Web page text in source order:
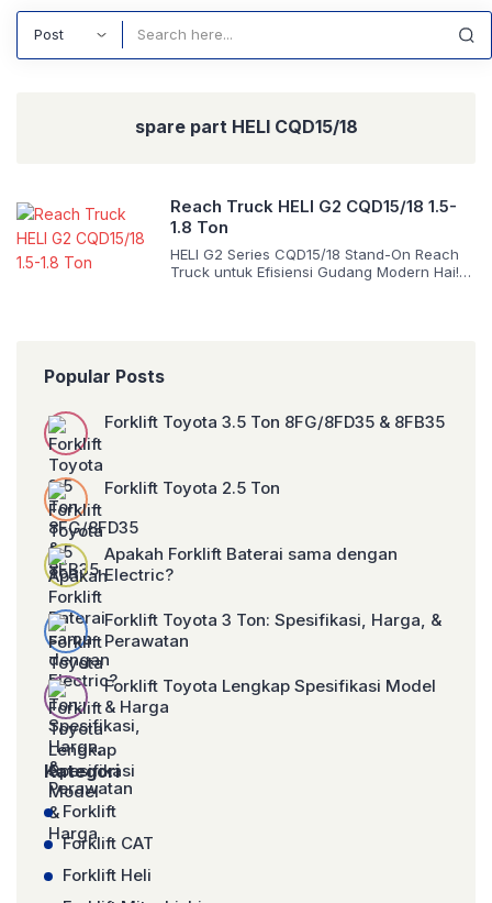
spare part HELI CQD15/18
Reach Truck HELI G2 CQD15/18 1.5-
1.8 Ton
HELI G2 Series CQD15/18 Stand-On Reach
Truck untuk Efisiensi Gudang Modern Hai!
yang menguntungkan. Jika Anda sedang
mencari […]
Popular Posts
Forklift Toyota 3.5 Ton 8FG/8FD35 & 8FB35
Forklift Toyota 2.5 Ton
Apakah Forklift Baterai sama dengan
Electric?
Forklift Toyota 3 Ton: Spesifikasi, Harga, &
Perawatan
Forklift Toyota Lengkap Spesifikasi Model
& Harga
Kategori
Forklift
Forklift CAT
Forklift Heli